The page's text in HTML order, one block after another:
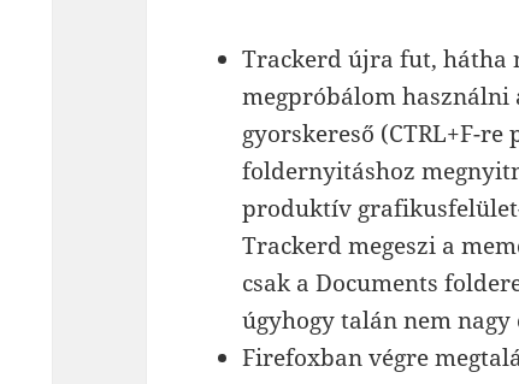
Trackerd újra fut, hátha
megpróbálom használni
gyorskereső (CTRL+F-
foldernyitáshoz
produktív
Trackerd megeszi a
csak a Documents
úgyhogy talán nem
Firefoxban végre